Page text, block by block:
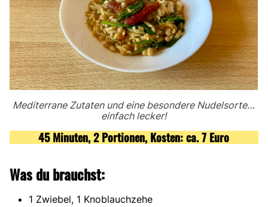
Mediterrane Zutaten und eine besondere Nudelsorte…
einfach lecker!
45 Minuten, 2 Portionen, Kosten: ca. 7 Euro
Was du brauchst:
1 Zwiebel, 1 Knoblauchzehe